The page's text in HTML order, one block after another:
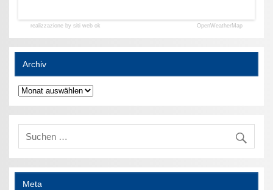
realizzazione by siti web ok OpenWeatherMap
Archiv
Archiv
Meta